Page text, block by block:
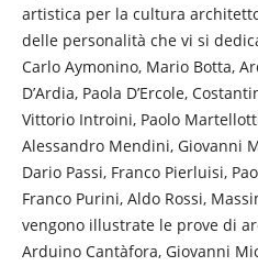
artistica per la cultura
delle personalità che vi si
Carlo Aymonino, Mario Botta,
D’Ardia, Paola D’Ercole,
Vittorio Introini, Paolo
Alessandro Mendini, Giovanni
Dario Passi, Franco Pierluisi,
Franco Purini, Aldo Rossi,
vengono illustrate le prove di
Arduino Cantàfora, Giovanni